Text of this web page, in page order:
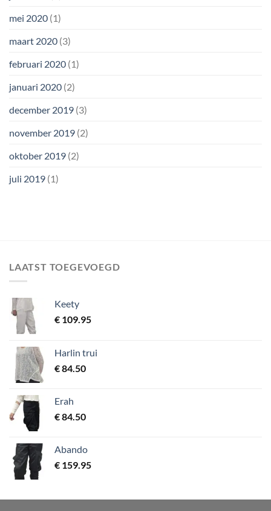
mei 2020 (1)
maart 2020 (3)
februari 2020 (1)
januari 2020 (2)
december 2019 (3)
november 2019 (2)
oktober 2019 (2)
juli 2019 (1)
LAATST TOEGEVOEGD
Keety
€ 109.95
Harlin trui
€84.50
Erah
€84.50
Abando
€ 159.95